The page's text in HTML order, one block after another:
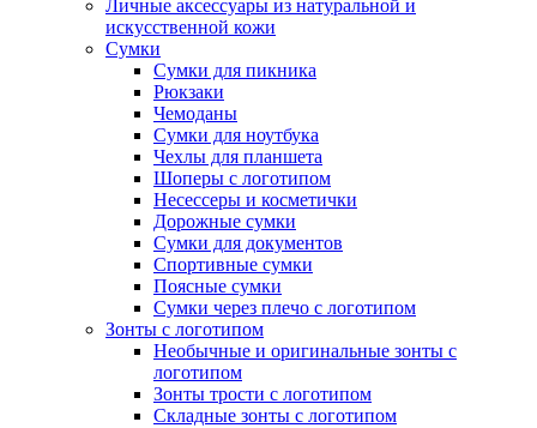
Личные аксессуары из натуральной и
искусственной кожи
Сумки
Сумки для пикника
Рюкзаки
Чемоданы
Сумки для ноутбука
Чехлы для планшета
Шоперы с логотипом
Несессеры и косметички
Дорожные сумки
Сумки для документов
Спортивные сумки
Поясные сумки
Сумки через плечо с логотипом
Зонты с логотипом
Необычные и оригинальные зонты с
логотипом
Зонты трости с логотипом
Складные зонты с логотипом